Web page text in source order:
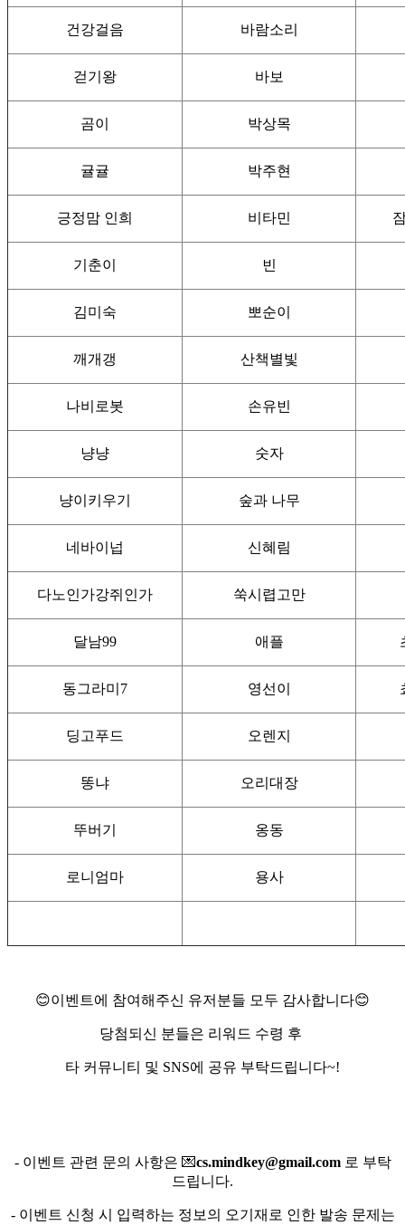
건강걸음 바람소리
걷기왕 바보
곰이 박상목
귤귤 박주현
긍정맘 인희 비타민
기춘이 빈
김미숙 뽀순이
깨개갱 산책별빛
나비로봇 손유빈
냥냥 숫자
냥이키우기 숲과 나무
네바이넙 신혜림
다노인가강쥐인가 쑥시렵고만
달남99 애플
동그라미7 영선이
딩고푸드 오렌지
똥냐 오리대장
뚜버기 옹동
로니엄마 용사
😊이벤트에 참여해주신 유저분들 모두 감사합니다😊
당첨되신 분들은 리워드 수령 후
타 커뮤니티 및 SNS에 공유 부탁드립니다~!
- 이벤트 관련 문의 사항은 💌cs.mindkey@gmail.com 로 부탁
드립니다.
- 이벤트 신청 시 입력하는 정보의 오기재로 인한 발송 문제는